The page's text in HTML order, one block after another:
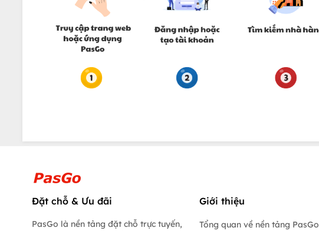
Đặt chỗ & Ưu đãi
PasGo là nền tảng đặt chỗ trực tuyến,
Giới thiệu
Tổng quan về nền tảng PasGo